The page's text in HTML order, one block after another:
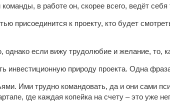
в работе он, скорее всего, ведёт себя
присоединится к проекту, кто будет
если вижу трудолюбие и желание, то,
инвестиционную природу проекта. Одна
Ими трудно командовать, да и они сами
где каждая копейка на счету – это уже